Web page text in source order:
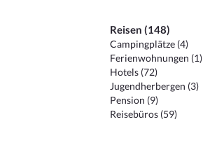
Reisen (148)
Campingplätze (4)
Ferienwohnungen (1)
Hotels (72)
Jugendherbergen (3)
Pension (9)
Reisebüros (59)